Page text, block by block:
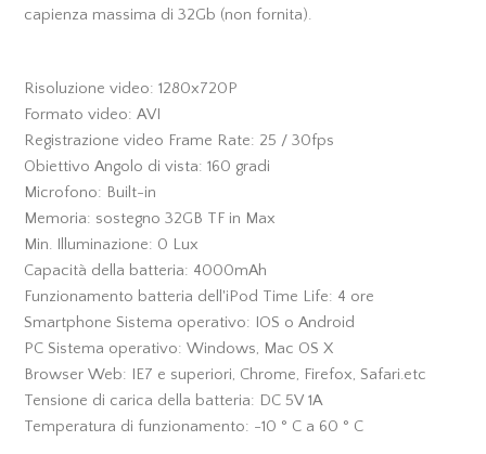
capienza massima di 32Gb (non fornita).
Risoluzione video: 1280x720P
Formato video: AVI
Registrazione video Frame Rate: 25 / 30fps
Obiettivo Angolo di vista: 160 gradi
Microfono: Built-in
Memoria: sostegno 32GB TF in Max
Min. Illuminazione: 0 Lux
Capacità della batteria: 4000mAh
Funzionamento batteria dell'iPod Time Life: 4 ore
Smartphone Sistema operativo: IOS o Android
PC Sistema operativo: Windows, Mac OS X
Browser Web: IE7 e superiori, Chrome, Firefox, Safari.etc
Tensione di carica della batteria: DC 5V 1A
Temperatura di funzionamento: -10 ° C a 60 ° C